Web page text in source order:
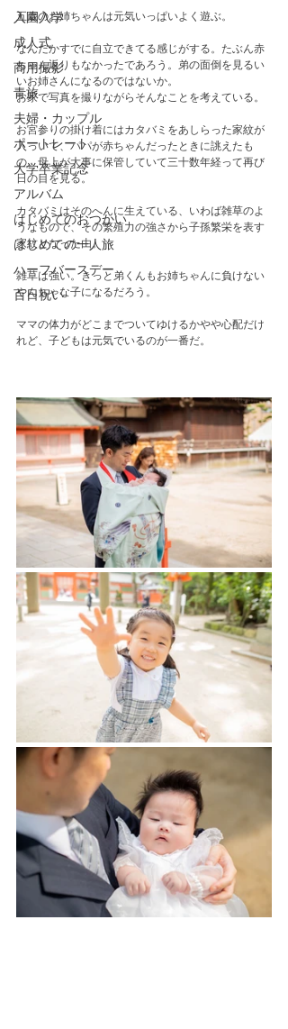
入園入学
成人式
商用撮影
青旅
夫婦・カップル
ポートレート
大学卒業記念
アルバム
はじめてのおつかい
はじめての一人旅
ハーフバースデー
百日祝い
五歳のお姉ちゃんは元気いっぱいよく遊ぶ。
なんだかすでに自立できてる感じがする。たぶん赤
ちゃん返りもなかったであろう。弟の面倒を見るい
いお姉さんになるのではないか。
お家で写真を撮りながらそんなことを考えている。
お宮参りの掛け着にはカタバミをあしらった家紋が
入っいて、パパが赤ちゃんだったときに誂えたも
の。母上が大事に保管していて三十数年経って再び
日の目を見る。
カタバミはそのへんに生えている、いわば雑草のよ
うなもので、その繁殖力の強さから子孫繁栄を表す
家紋となった由。
雑草は強い。きっと弟くんもお姉ちゃんに負けない
やんちゃな子になるだろう。
ママの体力がどこまでついてゆけるかやや心配だけ
れど、子どもは元気でいるのが一番だ。